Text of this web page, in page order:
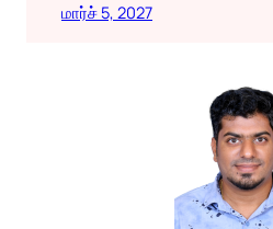
மார்ச் 5, 2027